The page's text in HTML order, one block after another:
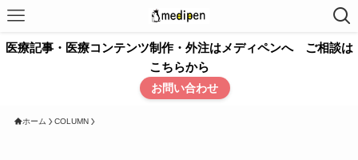
医療記事・医療コンテンツ制作・外注はメディペンへ ご相談は
こちらから
お問い合わせ
ホーム COLUMN